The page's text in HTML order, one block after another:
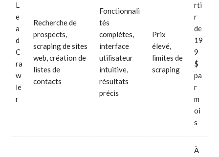
L
e
a
d
C
ra
w
le
r
Recherche de
prospects,
scraping de sites
web, création de
listes de
contacts
Fonctionnali
tés
complètes,
interface
utilisateur
intuitive,
résultats
précis
Prix
élevé,
limites de
scraping
rti
r
de
19
9
$
pa
r
m
oi
s
À